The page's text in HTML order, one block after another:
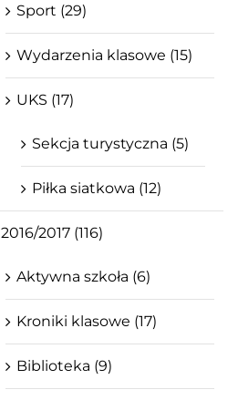
Sport (29)
Wydarzenia klasowe (15)
UKS (17)
Sekcja turystyczna (5)
Piłka siatkowa (12)
2016/2017 (116)
Aktywna szkoła (6)
Kroniki klasowe (17)
Biblioteka (9)